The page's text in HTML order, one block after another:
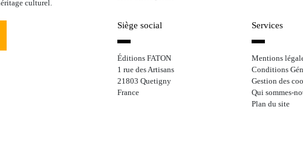
culturel.
Siège social
Éditions FATON
1 rue des Artisans
21803 Quetigny
France
Services
Mentions
Conditions
Gestion des
Qui sommes-
Plan du site